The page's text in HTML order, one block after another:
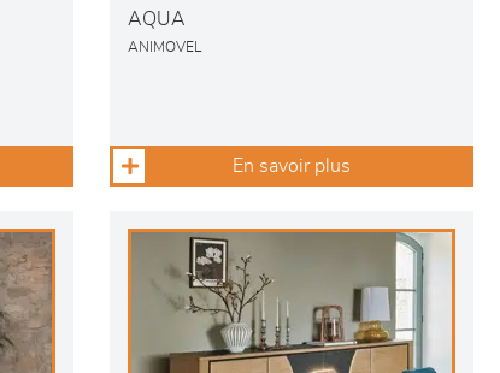
AQUA
ANIMOVEL
En savoir plus